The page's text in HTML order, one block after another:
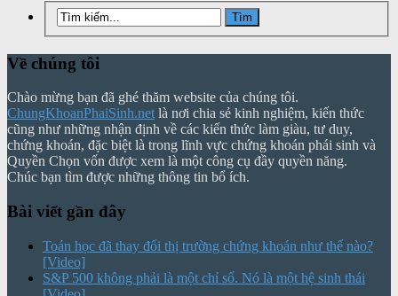
Về chúng tôi
Chào mừng bạn đã ghé thăm website của chúng tôi.
ChungKhoanPhaiSinh.net là nơi chia sẻ kinh nghiệm, kiến thức
cũng như những nhận định về các kiến thức làm giàu, tư duy,
chứng khoán, đặc biệt là trong lĩnh vực chứng khoán phái sinh và
Quyền Chọn vốn được xem là một công cụ đầy quyền năng.
Chúc bạn tìm được những thông tin bổ ích.
Bài viết gần đây
Toán học đã thay đổi thị trường chứng khoán như thế nào?
[Video]
S&P 500 không phải là một chỉ số. Nó là một hệ sinh thái